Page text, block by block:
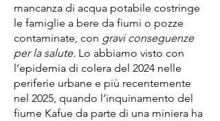
mancanza di acqua potabile costringe
le famiglie a bere da fiumi o pozze
contaminate, con gravi conseguenze
per la salute. Lo abbiamo visto con
l’epidemia di colera del 2024 nelle
periferie urbane e più recentemente
nel 2025, quando l’inquinamento del
fiume Kafue da parte di una miniera ha